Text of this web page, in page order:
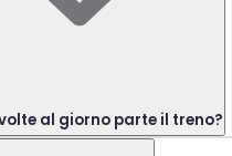
al giorno parte il treno?